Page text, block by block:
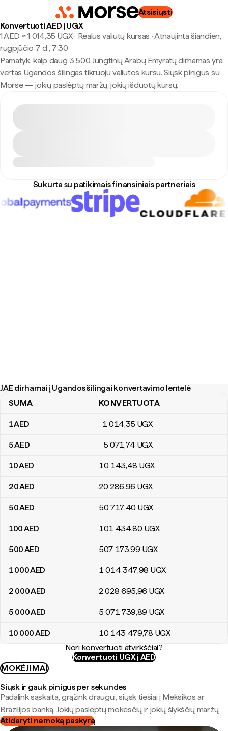
Atsisiųsti
Konvertuoti AED į UGX
1 AED ≈ 1 014,35 UGX · Realus valiutų kursas ·Atnaujinta šiandien,
rugpjūčio 7 d., 7:30
Pamatyk, kaip daug 3 500 Jungtinių Arabų Emyratų dirhamas yra
vertas Ugandos šilingas tikruoju valiutos kursu. Siųsk pinigus su
Morse — jokių paslėptų maržų, jokių išduotų kursų.
Sukurta su patikimais finansiniais partneriais
JAE dirhamai į Ugandos šilingai konvertavimo lentelė
JAE dirhamai į Ugandos šilingai konvertavimo lentelė
SUMA KONVERTUOTA
1AED 1 014,35 UGX
5AED 5 071,74 UGX
10AED 10 143,48 UGX
20AED 20 286,96 UGX
50AED 50 717,40 UGX
100AED 101 434,80 UGX
500AED 507 173,99 UGX
1 000AED 1 014 347,98 UGX
2 000AED 2 028 695,96 UGX
5 000AED 5 071 739,89 UGX
10 000AED 10 143 479,78 UGX
Nori konvertuoti atvirkščiai?
Konvertuoti UGX į AED
MOKĖJIMAI
Siųsk ir gauk pinigus per sekundes
Padalink sąskaitą, grąžink draugui, siųsk tiesiai į Meksikos ar
Brazilijos banką. Jokių paslėptų mokesčių ir jokių šlykščių maržų.
Atidaryti nemoką paskyrą